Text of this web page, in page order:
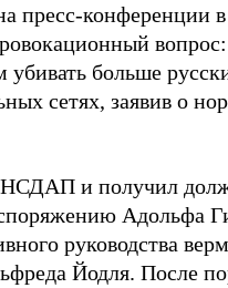
пресс-конференции в
больше
сетях, заявив о
НСДАП и получил
Адольфа
руководства
Йодля. После